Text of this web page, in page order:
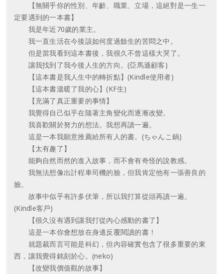
【無關乎你的性別、年齡、職業、立場，這絕對是一生一
定要遇到的一本書】
我是年近70歲的業主。
我一直生活在今後該如何度過餘生的苦悶之中。
但是當我看到這本書後，我很久不曾這樣大哭了。
讓我找到了我今後人生的方向。(亞馬遜顧客)
【這本書是我人生中的轉折點】(Kindle使用者)
【這本書溫暖了我的心】(KF生)
【充滿了真正重要的事情】
我覺得自己似乎在隨著主角變化而逐漸改變。
我喜歡關於努力的想法。我想再讀一遍。
這是一本我願意推薦給所有人的書。(ちゃんこ鍋)
【太有趣了】
能夠自然而然的進入故事，而不會有奇怪的說教感。
我無法想像出計程車司機的臉，但我肯定他有一張善良的
臉。
故事中似乎有許多伏筆，所以我打算從頭再讀一遍。
(Kindle客戶)
【很久沒有遇到讓我打從內心感動的書了】
這是一本你會想放在身邊反覆閱讀的書！
就題裁而言可能是科幻，但內容確實包含了很多重要的東
西，讓我覺得銘刻於心。(neko)
【改變我價值觀的故事】